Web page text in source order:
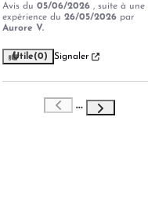
Avis du 05/06/2026 , suite à une
expérience du 26/05/2026 par
Aurore V.
Utile(0) Signaler